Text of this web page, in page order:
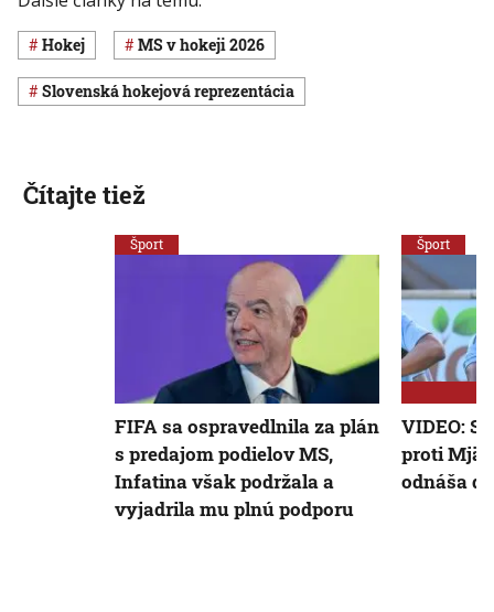
Hokej MS v hokeji 2026
slovenská hokejová reprezentácia
Čítajte tiež
Šport
FIFA sa ospravedlnila za plán
s predajom podielov MS,
Infatina však podržala a
vyjadrila mu plnú podporu
Šport
VIDEO:
proti
odnáša